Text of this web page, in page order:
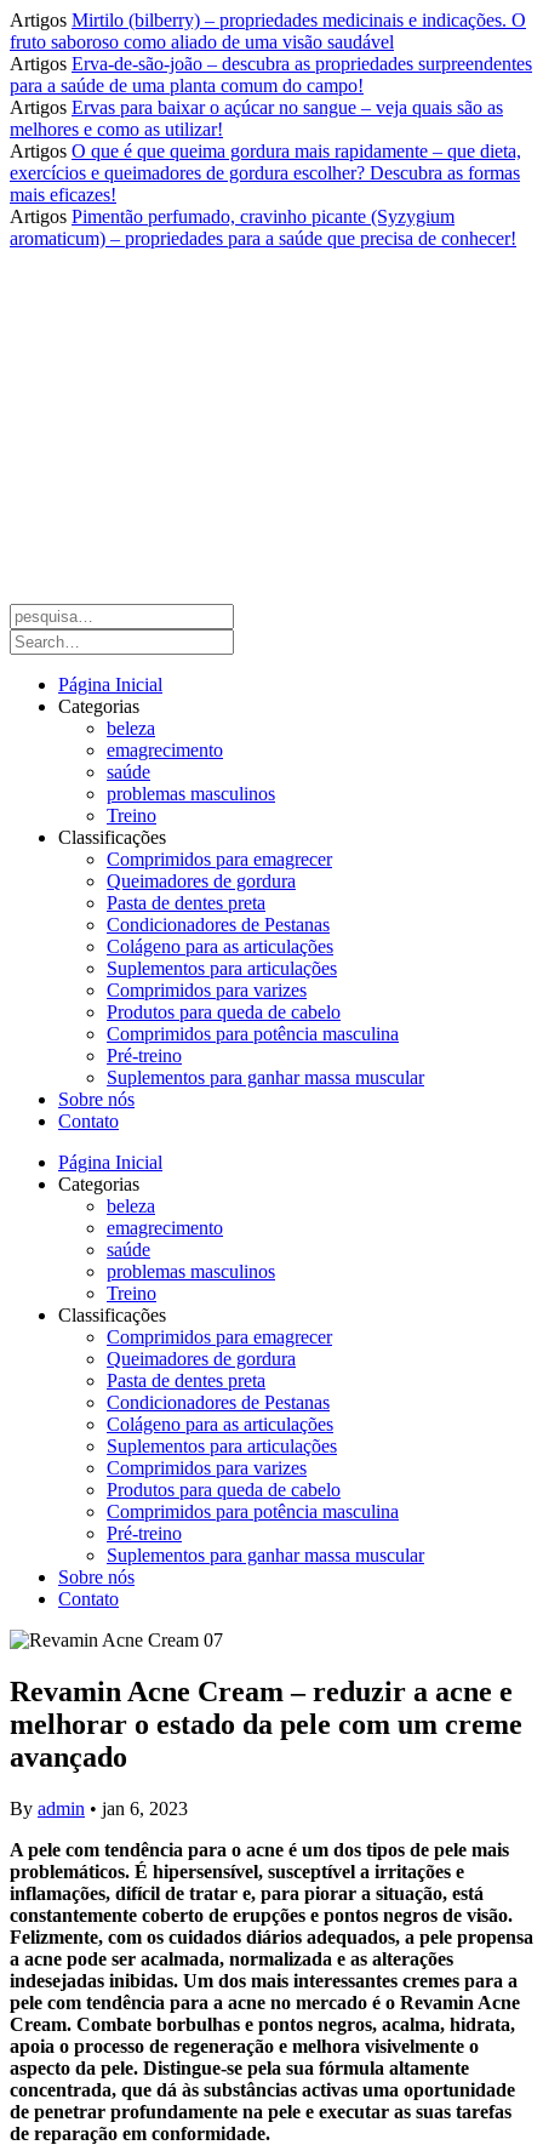
Artigos Mirtilo (bilberry) – propriedades medicinais e indicações. O
fruto saboroso como aliado de uma visão saudável
Artigos Erva-de-são-joão – descubra as propriedades surpreendentes
para a saúde de uma planta comum do campo!
Artigos Ervas para baixar o açúcar no sangue – veja quais são as
melhores e como as utilizar!
Artigos O que é que queima gordura mais rapidamente – que dieta,
exercícios e queimadores de gordura escolher? Descubra as formas
mais eficazes!
Artigos Pimentão perfumado, cravinho picante (Syzygium
aromaticum) – propriedades para a saúde que precisa de conhecer!
Página Inicial
Categorias
beleza
emagrecimento
saúde
problemas masculinos
Treino
Classificações
Comprimidos para emagrecer
Queimadores de gordura
Pasta de dentes preta
Condicionadores de Pestanas
Colágeno para as articulações
Suplementos para articulações
Comprimidos para varizes
Produtos para queda de cabelo
Comprimidos para potência masculina
Pré-treino
Suplementos para ganhar massa muscular
Sobre nós
Contato
Página Inicial
Categorias
beleza
emagrecimento
saúde
problemas masculinos
Treino
Classificações
Comprimidos para emagrecer
Queimadores de gordura
Pasta de dentes preta
Condicionadores de Pestanas
Colágeno para as articulações
Suplementos para articulações
Comprimidos para varizes
Produtos para queda de cabelo
Comprimidos para potência masculina
Pré-treino
Suplementos para ganhar massa muscular
Sobre nós
Contato
Revamin Acne Cream – reduzir a acne e
melhorar o estado da pele com um creme
avançado
By admin • jan 6, 2023
A pele com tendência para o acne é um dos tipos de pele mais
problemáticos. É hipersensível, susceptível a irritações e
inflamações, difícil de tratar e, para piorar a situação, está
constantemente coberto de erupções e pontos negros de visão.
Felizmente, com os cuidados diários adequados, a pele propensa
a acne pode ser acalmada, normalizada e as alterações
indesejadas inibidas. Um dos mais interessantes cremes para a
pele com tendência para a acne no mercado é o Revamin Acne
Cream. Combate borbulhas e pontos negros, acalma, hidrata,
apoia o processo de regeneração e melhora visivelmente o
aspecto da pele. Distingue-se pela sua fórmula altamente
concentrada, que dá às substâncias activas uma oportunidade
de penetrar profundamente na pele e executar as suas tarefas
de reparação em conformidade.